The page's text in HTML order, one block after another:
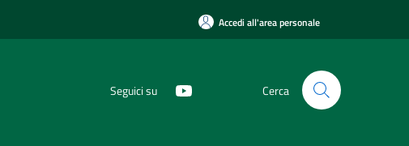
Accedi all'area personale
Seguici su Cerca